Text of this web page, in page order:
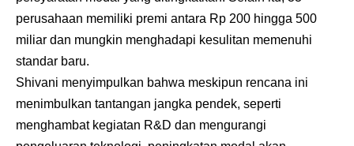
perusahaan memiliki premi antara Rp 200 hingga 500
miliar dan mungkin menghadapi kesulitan memenuhi
standar baru.
Shivani menyimpulkan bahwa meskipun rencana ini
menimbulkan tantangan jangka pendek, seperti
menghambat kegiatan R&D dan mengurangi